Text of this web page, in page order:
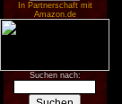
In Partnerschaft mit
Amazon.de
Suchen nach: